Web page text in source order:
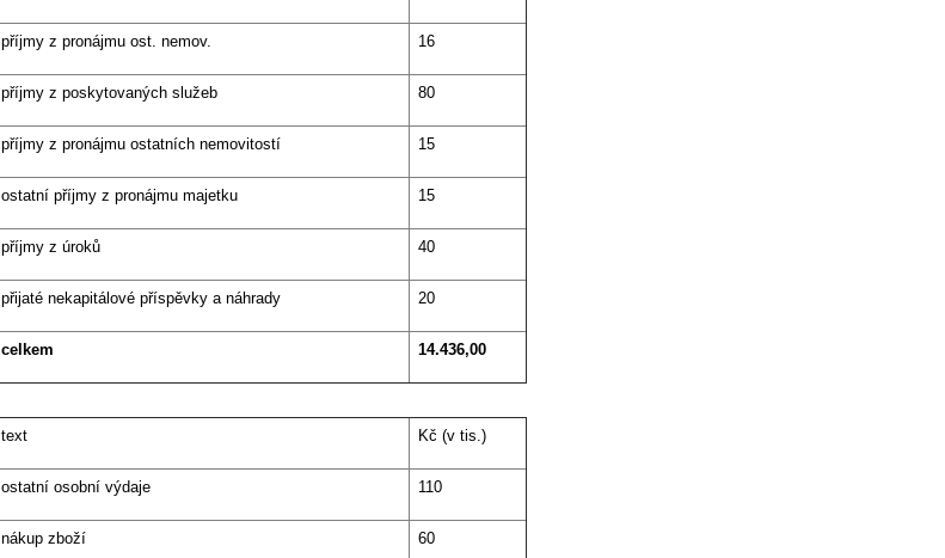
příjmy z pronájmu ost. nemov. 16
příjmy z poskytovaných služeb 80
příjmy z pronájmu ostatních nemovitostí 15
ostatní příjmy z pronájmu majetku 15
příjmy z úroků 40
přijaté nekapitálové příspěvky a náhrady 20
celkem 14.436,00
text Kč (v tis.)
ostatní osobní výdaje 110
nákup zboží 60